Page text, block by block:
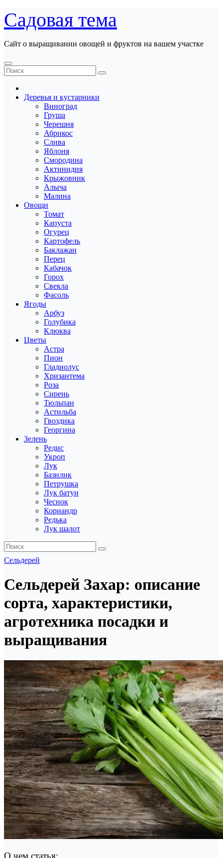
Перейти
к
содержанию
Садовая тема
Сайт о выращивании овощей и фруктов на вашем участке
Деревья и кустарники
Виноград
Груша
Черешня
Абрикос
Слива
Яблоня
Смородина
Актинидия
Крыжовник
Алыча
Малина
Овощи
Томат
Капуста
Огурец
Картофель
Баклажан
Перец
Кабачок
Горох
Свекла
Фасоль
Ягоды
Арбуз
Голубика
Клюква
Цветы
Астра
Пион
Гладиолус
Хризантема
Роза
Сирень
Тюльпан
Астильба
Гвоздика
Георгина
Зелень
Редис
Укроп
Лук
Базилик
Петрушка
Лук батун
Чеснок
Кориандр
Редька
Лук шалот
Сельдерей
Сельдерей Захар: описание
сорта, характеристики,
агротехника посадки и
выращивания
О чем статья: